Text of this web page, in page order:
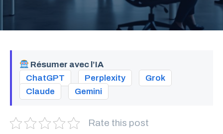
Résumer avec l’IA
ChatGPT
Perplexity
Grok
Claude
Gemini
Rate this post